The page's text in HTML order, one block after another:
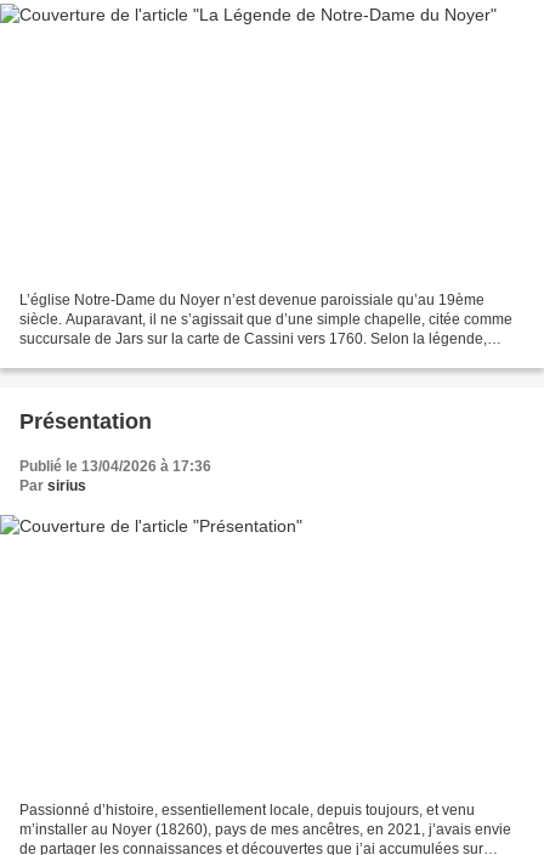
L’église Notre-Dame du Noyer n’est devenue paroissiale qu’au 19ème
siècle. Auparavant, il ne s’agissait que d’une simple chapelle, citée comme
succursale de Jars sur la carte de Cassini vers 1760. Selon la légende,
Présentation
Publié le 13/04/2026 à 17:36
Par sirius
Passionné d’histoire, essentiellement locale, depuis toujours, et venu
m’installer au Noyer (18260), pays de mes ancêtres, en 2021, j’avais envie
de partager les connaissances et découvertes que j’ai accumulées sur